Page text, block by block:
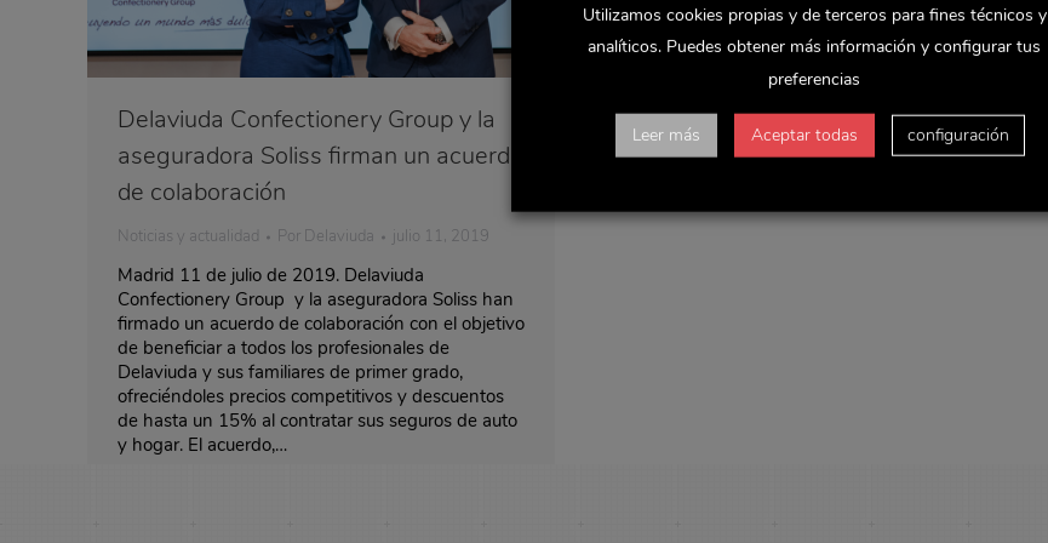
Delaviuda Confectionery Group y la
aseguradora Soliss firman un acuerdo
de colaboración
Noticias y actualidad Por Delaviuda julio 11, 2019
Madrid 11 de julio de 2019. Delaviuda
Confectionery Group y la aseguradora Soliss han
firmado un acuerdo de colaboración con el objetivo
de beneficiar a todos los profesionales de
Delaviuda y sus familiares de primer grado,
ofreciéndoles precios competitivos y descuentos
de hasta un 15% al contratar sus seguros de auto
y hogar. El acuerdo,…
Utilizamos cookies propias y de terceros para fines técnicos y
analíticos. Puedes obtener más información y configurar tus
preferencias
Leer más Aceptar todas configuración